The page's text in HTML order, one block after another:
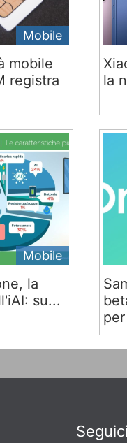
Mobile
mobile
registra
la
Mobile
la
su...